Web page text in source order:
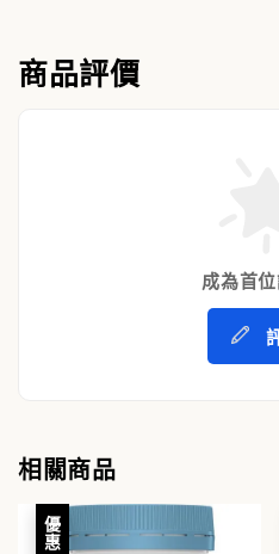
商品評價
成為首
相關商品
優惠